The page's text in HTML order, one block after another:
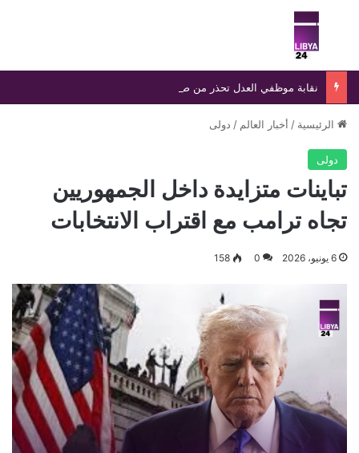
بحث عن
الرئيسية / أخبار العالم / دولى
دولى
تباينات متزايدة داخل الجمهوريين
تجاه ترامب مع اقتراب الانتخابات
6 يونيو، 2026 0
158